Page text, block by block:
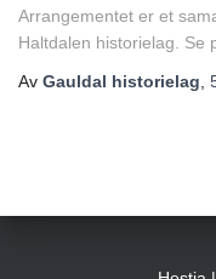
Arrangementet er et
Haltdalen historielag. Se
Av Gauldal historielag